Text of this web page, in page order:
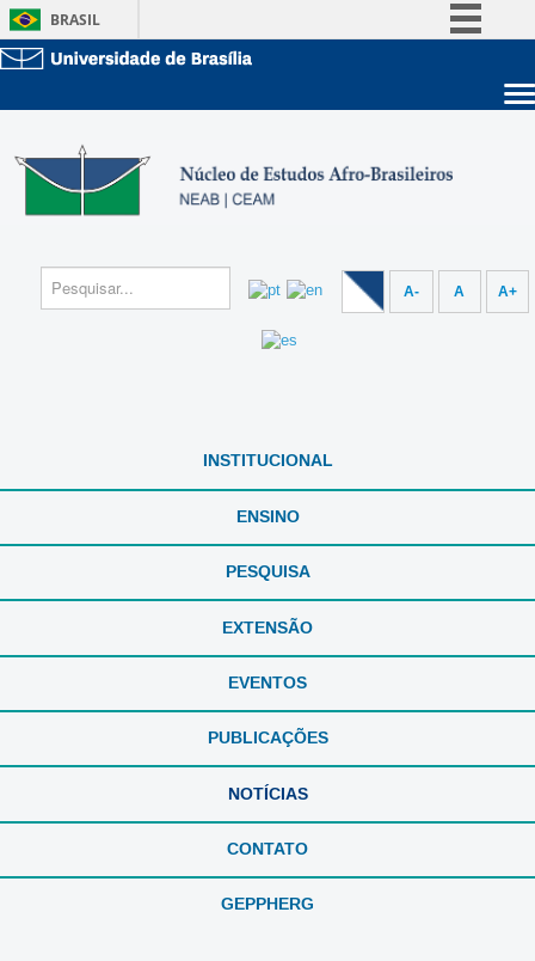
BRASIL
Acesso à informaçãoEstude na UnB
A- A A+
INSTITUCIONAL
ENSINO
PESQUISA
EXTENSÃO
EVENTOS
PUBLICAÇÕES
NOTÍCIAS
CONTATO
GEPPHERG